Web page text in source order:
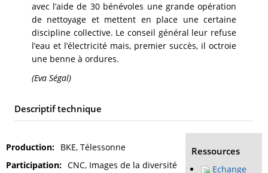
avec l’aide de 30 bénévoles une grande opération
de nettoyage et mettent en place une certaine
discipline collective. Le conseil général leur refuse
l’eau et l’électricité mais, premier succès, il octroie
une benne à ordures.
(Eva Ségal)
Descriptif technique
Production
BKE, Télessonne
Participation
CNC, Images de la diversité
Ressources
Echange